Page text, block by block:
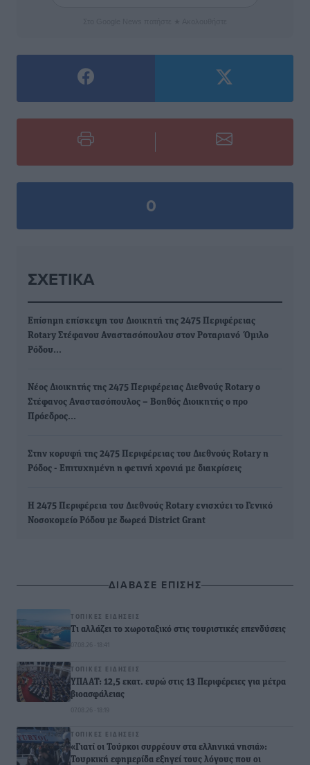
0
ΣΧΕΤΙΚΆ
Επίσημη επίσκεψη του Διοικητή της 2475 Περιφέρειας
Rotary Στέφανου Αναστασόπουλου στον Ροταριανό Όμιλο
Ρόδου…
Νέος Διοικητής της 2475 Περιφέρειας Διεθνούς Rotary ο
Στέφανος Αναστασόπουλος – Βοηθός Διοικητής ο προ
Πρόεδρος…
Στην κορυφή της 2475 Περιφέρειας του Διεθνούς Rotary η
Ρόδος - Επιτυχημένη η φετινή χρονιά με διακρίσεις
Η 2475 Περιφέρεια του Διεθνούς Rotary ενισχύει το Γενικό
Νοσοκομείο Ρόδου με δωρεά District Grant
ΔΙΑΒΑΣΕ ΕΠΙΣΗΣ
ΤΟΠΙΚΈΣ ΕΙΔΉΣΕΙΣ
Τι αλλάζει το χωροταξικό στις τουριστικές επενδύσεις
07.08.26 · 18:41
ΤΟΠΙΚΈΣ ΕΙΔΉΣΕΙΣ
ΥΠΑΑΤ: 12,5 εκατ. ευρώ στις 13 Περιφέρειες για μέτρα
βιοασφάλειας
07.08.26 · 18:19
ΤΟΠΙΚΈΣ ΕΙΔΉΣΕΙΣ
«Γιατί οι Τούρκοι συρρέουν στα ελληνικά νησιά»:
Τουρκική εφημερίδα εξηγεί τους λόγους που οι